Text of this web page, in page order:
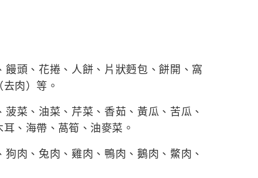
頭、花捲、人餅、片狀麪包、餅開、窩
肉）等。
菜、油菜、芹菜、香茹、黃瓜、苦瓜、
、海帶、萵筍、油麥菜。
肉、兔肉、雞肉、鴨肉、鵝肉、鱉肉、